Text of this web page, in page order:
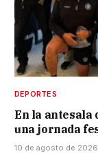
DEPORTES
En la antesala
una jornada
10 de agosto de 2026